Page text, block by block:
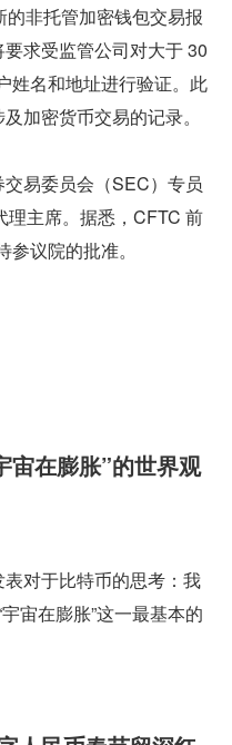
非托管加密钱包交易报
求受监管公司对大于 30
姓名和地址进行验证。此
加密货币交易的记录。
易委员会（SEC）专员
主席。据悉，CFTC 前
议院的批准。
宙在膨胀”的世界观
对于比特币的思考：我
宙在膨胀”这一最基本的